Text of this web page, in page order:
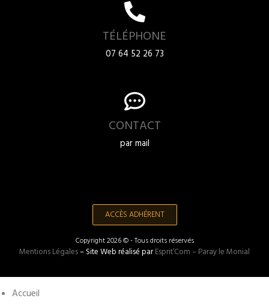
TÉLÉPHONE
07 64 52 26 73
CONTACT
par mail
ACCÈS ADHÉRENT
Copyright 2026 © - Tous droits réservés
Mentions Légales– Site Web réalisé parEsprit’Com – Paray le Monial
Accueil